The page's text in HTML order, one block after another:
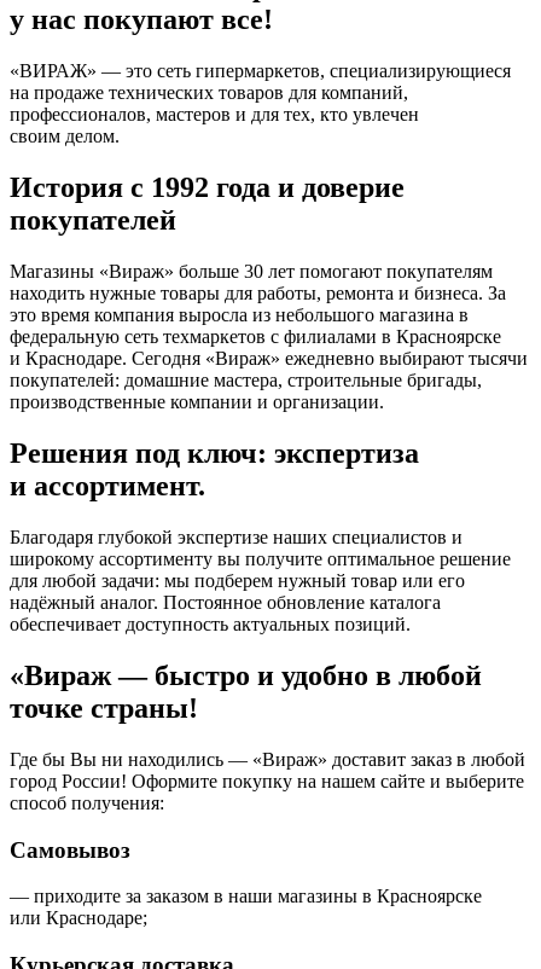
у нас покупают все!
«ВИРАЖ» — это сеть гипермаркетов, специализирующиеся
на продаже технических товаров для компаний,
профессионалов, мастеров и для тех, кто увлечен
своим делом.
История с 1992 года и доверие
покупателей
Магазины «Вираж» больше 30 лет помогают покупателям
находить нужные товары для работы, ремонта и бизнеса. За
это время компания выросла из небольшого магазина в
федеральную сеть техмаркетов с филиалами в Красноярске
и Краснодаре. Сегодня «Вираж» ежедневно выбирают тысячи
покупателей: домашние мастера, строительные бригады,
производственные компании и организации.
Решения под ключ: экспертиза
и ассортимент.
Благодаря глубокой экспертизе наших специалистов и
широкому ассортименту вы получите оптимальное решение
для любой задачи: мы подберем нужный товар или его
надёжный аналог. Постоянное обновление каталога
обеспечивает доступность актуальных позиций.
«Вираж — быстро и удобно в любой
точке страны!
Где бы Вы ни находились — «Вираж» доставит заказ в любой
город России! Оформите покупку на нашем сайте и выберите
способ получения:
Самовывоз
— приходите за заказом в наши магазины в Красноярске
или Краснодаре;